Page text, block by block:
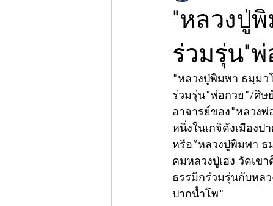
"หลวงปู่พิ
ร่วมรุ่น"
"หลวงปู่พิมพา ธมฺมว
ร่วมรุ่น"พ่อกวย"/ศิษ
อาจารย์ของ"หลวง
หนึ่งในเกจิดังเมือง
หรือ”หลวงปู่พิมพา ธ
คมหลวงปู่เฮง วัดเข
ธรรมิกร่วมรุ่นกับหล
ปากน้ำโพ"